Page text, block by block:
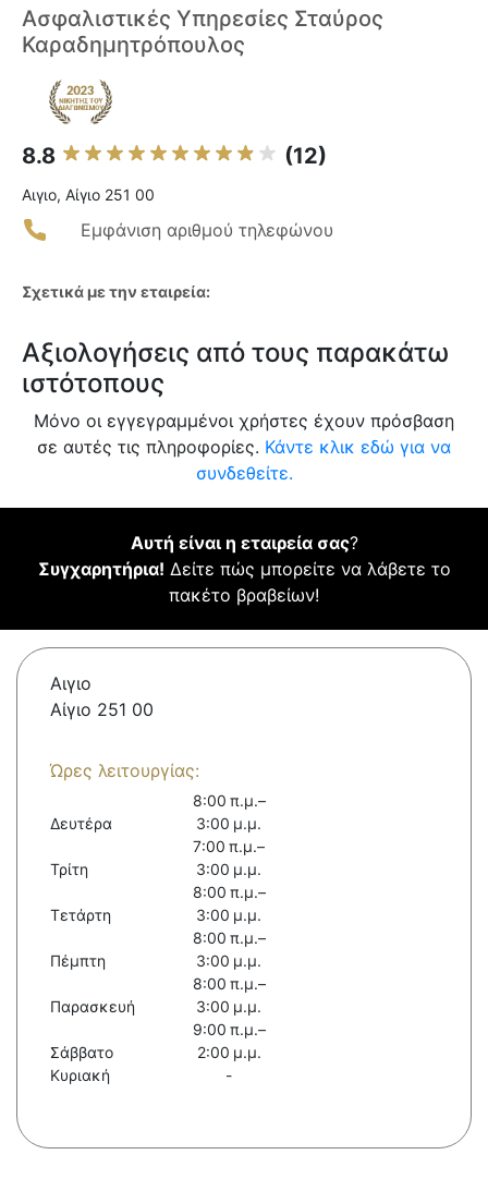
Ασφαλιστικές Υπηρεσίες Σταύρος
Καραδημητρόπουλος
8.8 (12)
Αιγιο, Αίγιο 251 00
Εμφάνιση αριθμού τηλεφώνου
Σχετικά με την εταιρεία:
Αξιολογήσεις από τους παρακάτω
ιστότοπους
Μόνο οι εγγεγραμμένοι χρήστες έχουν πρόσβαση
σε αυτές τις πληροφορίες. Κάντε κλικ εδώ για να
συνδεθείτε.
Αυτή είναι η εταιρεία σας?
Συγχαρητήρια! Δείτε πώς μπορείτε να λάβετε το
πακέτο βραβείων!
Αιγιο
Αίγιο 251 00
Ώρες λειτουργίας:
Δευτέρα
8:00 π.μ.–
3:00 μ.μ.
Τρίτη
7:00 π.μ.–
3:00 μ.μ.
Τετάρτη
8:00 π.μ.–
3:00 μ.μ.
Πέμπτη
8:00 π.μ.–
3:00 μ.μ.
Παρασκευή
8:00 π.μ.–
3:00 μ.μ.
Σάββατο
9:00 π.μ.–
2:00 μ.μ.
Κυριακή
-